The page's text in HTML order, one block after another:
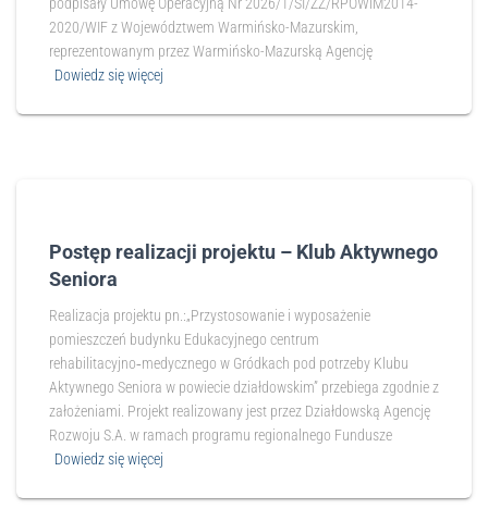
2020/WIF z Województwem Warmińsko-Mazurskim,
reprezentowanym przez Warmińsko-Mazurską Agencję
Dowiedz się więcej
Postęp realizacji projektu – Klub Aktywnego
Seniora
Realizacja projektu pn.:„Przystosowanie i wyposażenie
pomieszczeń budynku Edukacyjnego centrum
rehabilitacyjno‑medycznego w Gródkach pod potrzeby Klubu
Aktywnego Seniora w powiecie działdowskim” przebiega zgodnie z
założeniami. Projekt realizowany jest przez Działdowską Agencję
Rozwoju S.A. w ramach programu regionalnego Fundusze
Dowiedz się więcej